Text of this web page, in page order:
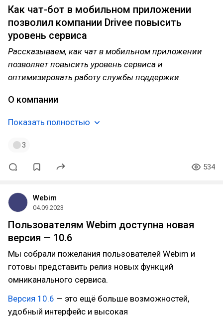
Как чат-бот в мобильном приложении
позволил компании Drivee повысить
уровень сервиса
Рассказываем, как чат в мобильном приложении
позволяет повысить уровень сервиса и
оптимизировать работу службы поддержки.
О компании
Показать полностью
3
534
Webim
04.09.2023
Пользователям Webim доступна новая
версия — 10.6
Мы собрали пожелания пользователей Webim и
готовы представить релиз новых функций
омниканального сервиса.
Версия 10.6 — это ещё больше возможностей,
удобный интерфейс и высокая